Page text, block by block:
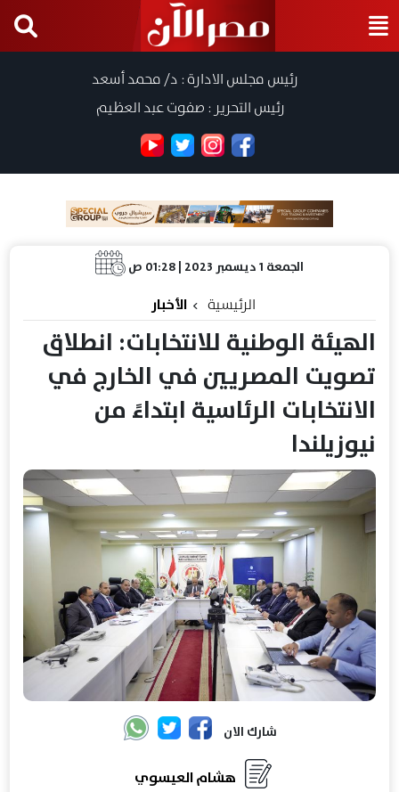
رئيس مجلس الادارة : د/ محمد أسعد
رئيس التحرير : صفوت عبد العظيم
الجمعة 1 ديسمبر 2023 | 01:28 ص
الرئيسية الأخبار
الهيئة الوطنية للانتخابات: انطلاق
تصويت المصريين في الخارج في
الانتخابات الرئاسية ابتداءً من
نيوزيلندا
شارك الان
هشام العيسوي